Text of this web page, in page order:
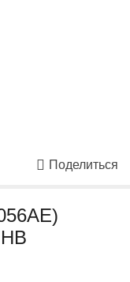
Поделиться